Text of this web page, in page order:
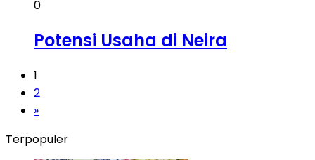
0
Potensi Usaha di Neira
1
2
»
Terpopuler